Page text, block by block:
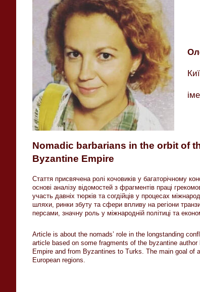
Nomadic barbarians in the orbit of
Byzantine Empire
Стаття присвячена ролі кочовиків у багаторічному
основі аналізу відомостей з фрагментів праці
участь давніх тюрків та согдійців у процесах
шляхи, ринки збуту та сфери впливу на регіони
персами, значну роль у міжнародній політиці та
Article is about the nomads’ role in the longstanding
article based on some fragments of the byzantine
Empire and from Byzantines to Turks. The main goal of
European regions.